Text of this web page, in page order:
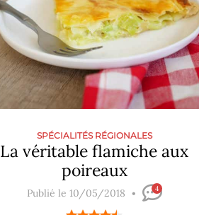
SPÉCIALITÉS RÉGIONALES
La véritable flamiche aux
poireaux
Publié le 10/05/2018 4